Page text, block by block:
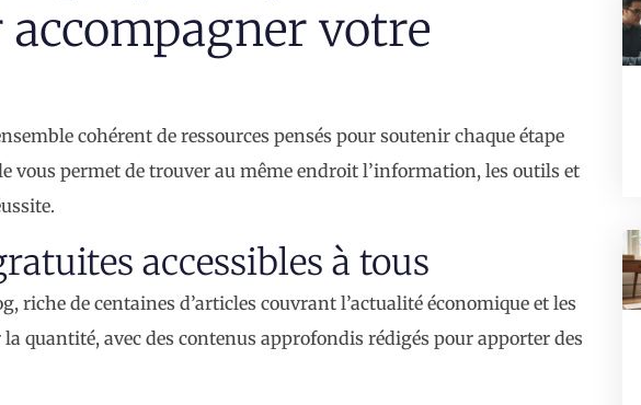
votre
cohérent de ressources pensés pour soutenir chaque étape
vous permet de trouver au même endroit l’information, les outils et
accessibles à tous
riche de centaines d’articles couvrant l’actualité économique et les
quantité, avec des contenus approfondis rédigés pour apporter des